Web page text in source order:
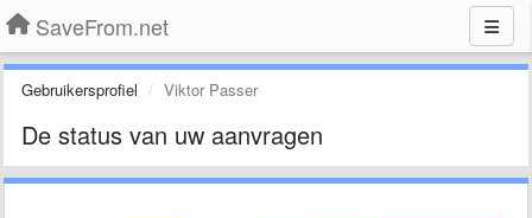
SaveFrom.net
Gebruikersprofiel Viktor Passer
De status van uw aanvragen